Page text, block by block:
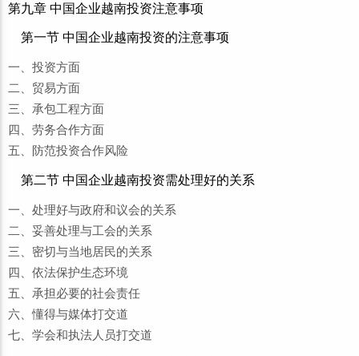
第九章 中国企业越南投资注意事项
第一节 中国企业越南投资的注意事项
一、投资方面
二、贸易方面
三、承包工程方面
四、劳务合作方面
五、防范投资合作风险
第二节 中国企业越南投资需处理好的关系
一、处理好与政府和议会的关系
二、妥善处理与工会的关系
三、密切与当地居民的关系
四、依法保护生态环境
五、承担必要的社会责任
六、懂得与媒体打交道
七、学会和执法人员打交道